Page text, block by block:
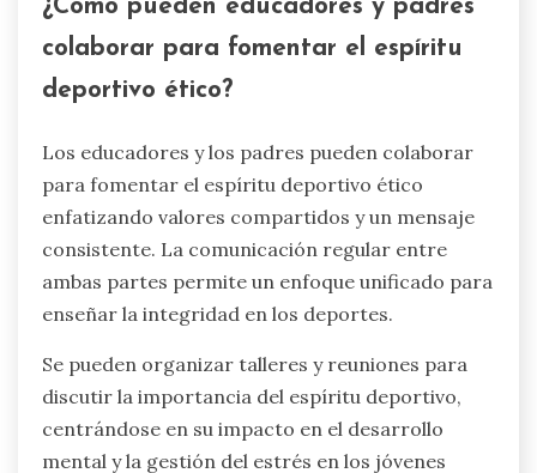
se deben evitar al abordar el engaño
en los deportes juveniles?
de manera efectiva, evite errores comunes que
pueden agravar la situación. Enfóquese en la
comunicación abierta, enfatizando la integridad
y el juego limpio.
En primer lugar, no ignore el problema;
abordarlo de inmediato previene la escalada. En
segundo lugar, evite medidas punitivas que
puedan alienar a los jóvenes atletas; en su lugar,
promueva la comprensión de las consecuencias.
En tercer lugar, no culpe únicamente a los